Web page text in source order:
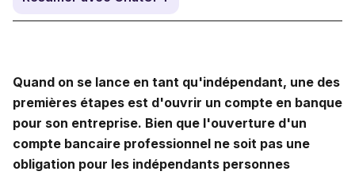
Quand on se lance en tant qu'indépendant, une des
premières étapes est d'ouvrir un compte en banque
pour son entreprise. Bien que l'ouverture d'un
compte bancaire professionnel ne soit pas une
obligation pour les indépendants personnes